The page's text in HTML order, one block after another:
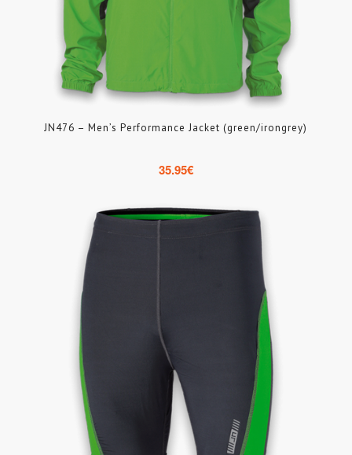
JN476 – Men’s Performance Jacket (green/irongrey)
35.95€